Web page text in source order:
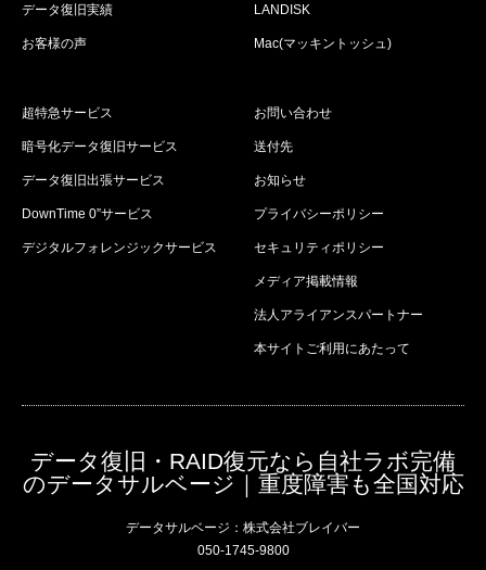
データ復旧実績
お客様の声
LANDISK
Mac(マッキントッシュ)
超特急サービス
暗号化データ復旧サービス
データ復旧出張サービス
DownTime 0”サービス
デジタルフォレンジックサービス
お問い合わせ
送付先
お知らせ
プライバシーポリシー
セキュリティポリシー
メディア掲載情報
法人アライアンスパートナー
本サイトご利用にあたって
データ復旧・RAID復元なら自社ラボ完備
のデータサルベージ｜重度障害も全国対応
データサルベージ：株式会社ブレイバー
050-1745-9800